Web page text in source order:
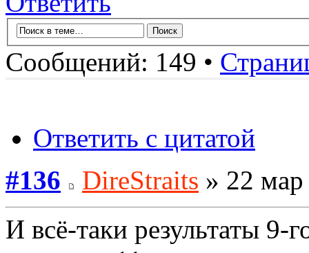
Сообщений: 149 •
Ответить с цитатой
#136
DireStraits » 22
И всё-таки результаты 9-